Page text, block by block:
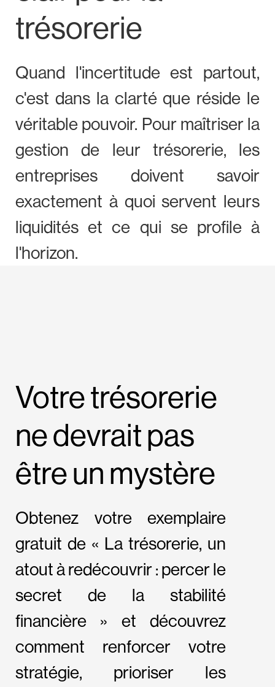
trésorerie
Quand l'incertitude est partout,
c'est dans la clarté que réside le
véritable pouvoir. Pour maîtriser la
gestion de leur trésorerie, les
entreprises doivent savoir
exactement à quoi servent leurs
liquidités et ce qui se profile à
l'horizon.
Votre trésorerie
ne devrait pas
être un mystère
Obtenez votre exemplaire
gratuit de « La trésorerie, un
atout à redécouvrir : percer le
secret de la stabilité
financière » et découvrez
comment renforcer votre
stratégie, prioriser les